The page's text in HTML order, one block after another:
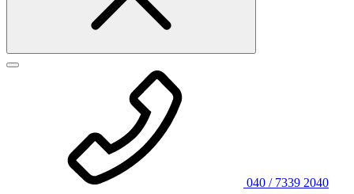
040 / 7339 2040